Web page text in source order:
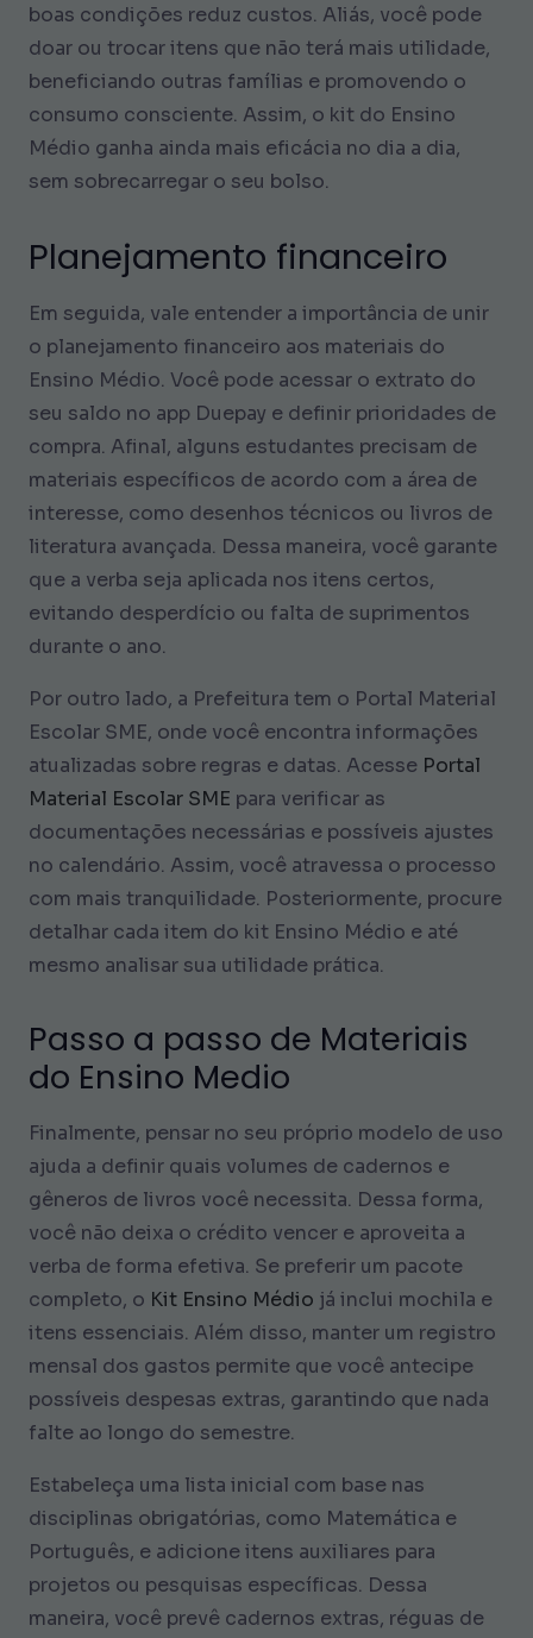
boas condições reduz custos. Aliás, você pode
doar ou trocar itens que não terá mais utilidade,
beneficiando outras famílias e promovendo o
consumo consciente. Assim, o kit do Ensino
Médio ganha ainda mais eficácia no dia a dia,
sem sobrecarregar o seu bolso.
Planejamento financeiro
Em seguida, vale entender a importância de unir
o planejamento financeiro aos materiais do
Ensino Médio. Você pode acessar o extrato do
seu saldo no app Duepay e definir prioridades de
compra. Afinal, alguns estudantes precisam de
materiais específicos de acordo com a área de
interesse, como desenhos técnicos ou livros de
literatura avançada. Dessa maneira, você garante
que a verba seja aplicada nos itens certos,
evitando desperdício ou falta de suprimentos
durante o ano.
Por outro lado, a Prefeitura tem o Portal Material
Escolar SME, onde você encontra informações
atualizadas sobre regras e datas. Acesse Portal
Material Escolar SME para verificar as
documentações necessárias e possíveis ajustes
no calendário. Assim, você atravessa o processo
com mais tranquilidade. Posteriormente, procure
detalhar cada item do kit Ensino Médio e até
mesmo analisar sua utilidade prática.
Passo a passo de Materiais
do Ensino Medio
Finalmente, pensar no seu próprio modelo de uso
ajuda a definir quais volumes de cadernos e
gêneros de livros você necessita. Dessa forma,
você não deixa o crédito vencer e aproveita a
verba de forma efetiva. Se preferir um pacote
completo, o Kit Ensino Médio já inclui mochila e
itens essenciais. Além disso, manter um registro
mensal dos gastos permite que você antecipe
possíveis despesas extras, garantindo que nada
falte ao longo do semestre.
Estabeleça uma lista inicial com base nas
disciplinas obrigatórias, como Matemática e
Português, e adicione itens auxiliares para
projetos ou pesquisas específicas. Dessa
maneira, você prevê cadernos extras, réguas de